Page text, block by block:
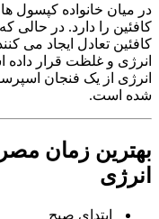
در میان خانواده کپسول
کافئین را دارد. در حالی
کافئین تعادل ایجاد می
انرژی و غلظت قرار
انرژی از یک فنجان
شده است.
بهترین زمان
انرژی
ابتدای صبح